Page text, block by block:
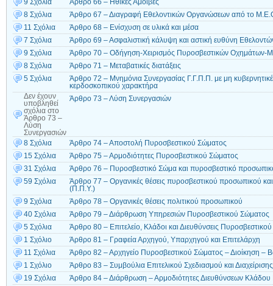
9 Σχόλια
Άρθρο 66 – Ηθικές Αμοιβές
8 Σχόλια
Άρθρο 67 – Διαγραφή Εθελοντικών Οργανώσεων από το
11 Σχόλια
Άρθρο 68 – Ενίσχυση σε υλικά και μέσα
7 Σχόλια
Άρθρο 69 – Ασφαλιστική κάλυψη και αστική ευθύνη
9 Σχόλια
Άρθρο 70 – Οδήγηση-Χειρισμός Πυροσβεστικών Οχημάτων-
8 Σχόλια
Άρθρο 71 – Μεταβατικές διατάξεις
5 Σχόλια
Άρθρο 72 – Μνημόνια Συνεργασίας Γ.Γ.Π.Π. με μη
κερδοσκοπικού χαρακτήρα
Δεν έχουν
υποβληθεί
σχόλια στο
Άρθρο 73 –
Λύση
Συνεργασιών
Άρθρο 73 – Λύση Συνεργασιών
8 Σχόλια
Άρθρο 74 – Αποστολή Πυροσβεστικού Σώματος
15 Σχόλια
Άρθρο 75 – Αρμοδιότητες Πυροσβεστικού Σώματος
31 Σχόλια
Άρθρο 76 – Πυροσβεστικό Σώμα και πυροσβεστικό
59 Σχόλια
Άρθρο 77 – Οργανικές θέσεις πυροσβεστικού προσωπικού
(Π.Π.Υ.)
9 Σχόλια
Άρθρο 78 – Οργανικές θέσεις πολιτικού προσωπικού
40 Σχόλια
Άρθρο 79 – Διάρθρωση Υπηρεσιών Πυροσβεστικού Σώματος
5 Σχόλια
Άρθρο 80 – Επιτελείο, Κλάδοι και Διευθύνσεις
1 Σχόλιο
Άρθρο 81 – Γραφεία Αρχηγού, Υπαρχηγού και Επιτελάρχη
11 Σχόλια
Άρθρο 82 – Αρχηγείο Πυροσβεστικού Σώματος – Διοίκηση –
1 Σχόλιο
Άρθρο 83 – Συμβούλια Επιτελικού Σχεδιασμού και
19 Σχόλια
Άρθρο 84 – Διάρθρωση – Αρμοδιότητες Διευθύνσεων Κλάδου